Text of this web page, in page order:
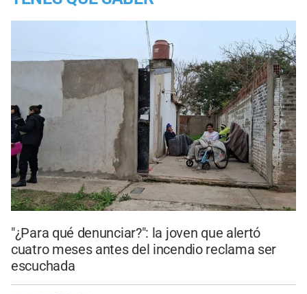
"¿Para qué denunciar?": la joven que alertó
cuatro meses antes del incendio reclama ser
escuchada